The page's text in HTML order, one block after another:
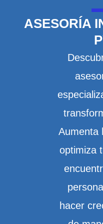
ASESORÍA
Aumenta
optimiza
hacer